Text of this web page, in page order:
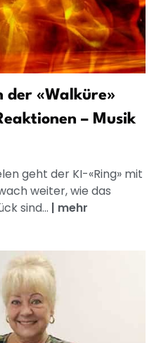
der «Walküre»
– Musik
geht der KI-«Ring» mit
weiter, wie das
sind... | mehr